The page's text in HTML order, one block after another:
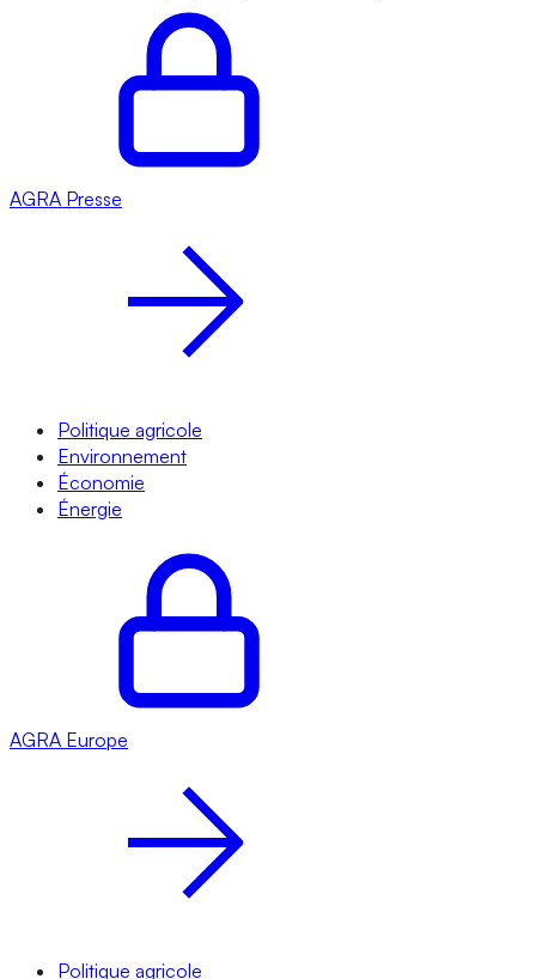
AGRA Presse
Politique agricole
Environnement
Économie
Énergie
AGRA Europe
Politique agricole